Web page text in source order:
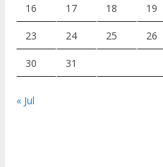
16 17 18 19
23 24 25 26
30 31
« Jul